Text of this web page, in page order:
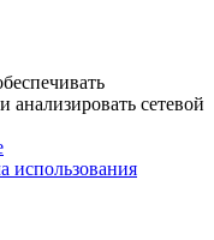
анализировать сетевой
использования